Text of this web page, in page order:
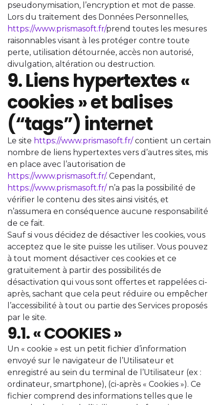
pseudonymisation, l’encryption et mot de passe.
Lors du traitement des Données Personnelles,
https://www.prismasoft.fr/prend toutes les mesures
raisonnables visant à les protéger contre toute
perte, utilisation détournée, accès non autorisé,
divulgation, altération ou destruction.
9. Liens hypertextes «
cookies » et balises
(“tags”) internet
Le site https://www.prismasoft.fr/contient un certain
nombre de liens hypertextes vers d’autres sites, mis
en place avec l’autorisation de
https://www.prismasoft.fr/. Cependant,
https://www.prismasoft.fr/n’a pas la possibilité de
vérifier le contenu des sites ainsi visités, et
n’assumera en conséquence aucune responsabilité
de ce fait.
Sauf si vous décidez de désactiver les cookies, vous
acceptez que le site puisse les utiliser. Vous pouvez
à tout moment désactiver ces cookies et ce
gratuitement à partir des possibilités de
désactivation qui vous sont offertes et rappelées ci-
après, sachant que cela peut réduire ou empêcher
l’accessibilité à tout ou partie des Services proposés
par le site.
9.1. « COOKIES »
Un « cookie » est un petit fichier d’information
envoyé sur le navigateur de l’Utilisateur et
enregistré au sein du terminal de l’Utilisateur (ex :
ordinateur, smartphone), (ci-après « Cookies »). Ce
fichier comprend des informations telles que le